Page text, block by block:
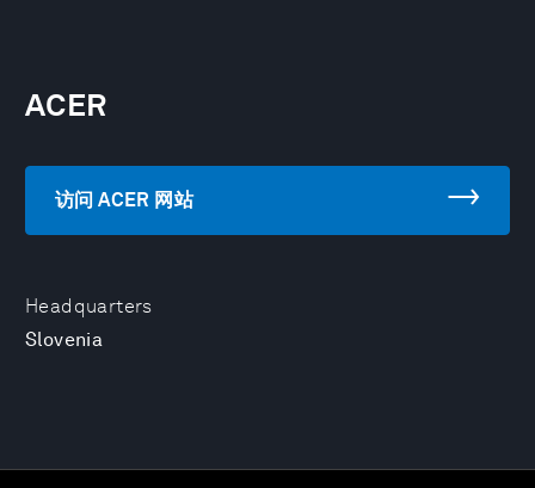
Headquarters
Slovenia
ACER
访问 ACER 网站